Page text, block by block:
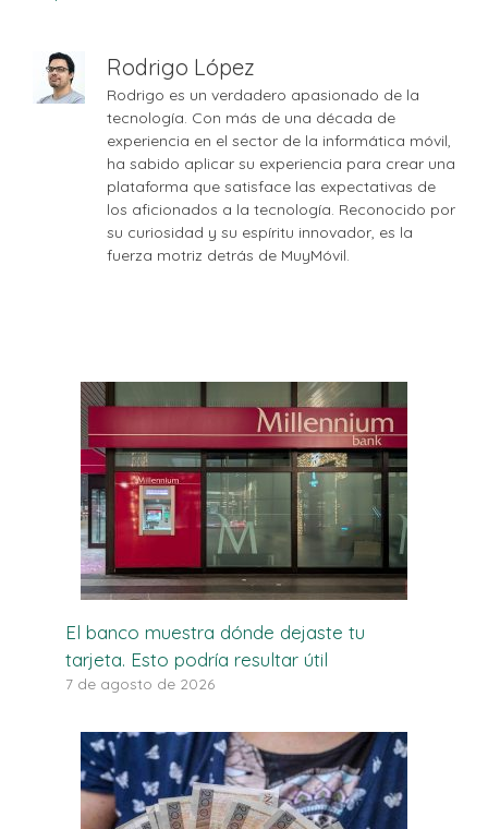
Rodrigo López
Rodrigo es un verdadero apasionado de la
tecnología. Con más de una década de
experiencia en el sector de la informática móvil,
ha sabido aplicar su experiencia para crear una
plataforma que satisface las expectativas de
los aficionados a la tecnología. Reconocido por
su curiosidad y su espíritu innovador, es la
fuerza motriz detrás de MuyMóvil.
El banco muestra dónde dejaste tu
tarjeta. Esto podría resultar útil
7 de agosto de 2026